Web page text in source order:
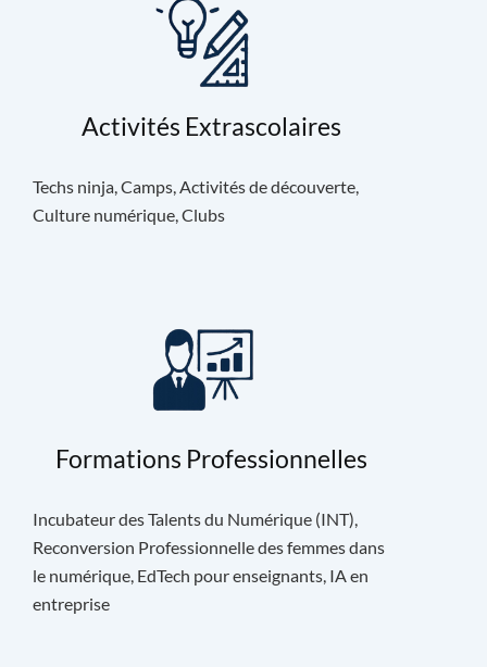
Activités Extrascolaires
Techs ninja, Camps, Activités de découverte,
Culture numérique, Clubs
Formations Professionnelles
Incubateur des Talents du Numérique (INT),
Reconversion Professionnelle des femmes dans
le numérique, EdTech pour enseignants, IA en
entreprise